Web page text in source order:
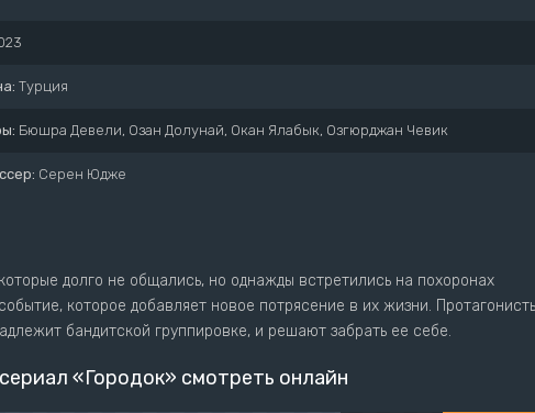
Турция
Бюшра Девели, Озан Долунай, Окан Ялабык, Озгюрджан Чевик
Серен Юдже
долго не общались, но однажды встретились на похоронах
которое добавляет новое потрясение в их жизни.
бандитской группировке, и решают забрать ее себе.
«Городок» смотреть онлайн